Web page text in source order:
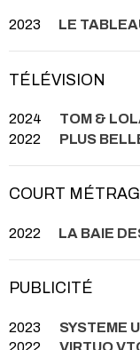
2023 LE
TÉLÉVISION
2024 TOM &
2022
PLUS
COURT
2022 LA BAIE
PUBLICITÉ
2023
SYSTEME U